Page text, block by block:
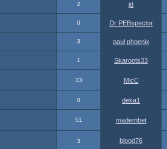
2 jd
0 Dr PEBspector
3 paul phoenix
1 Skaroots33
33 MicC
0 deka1
51 madembet
3 blood76